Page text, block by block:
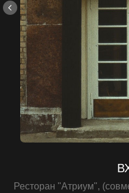
Ресторан "Атриум",